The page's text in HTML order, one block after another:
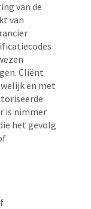
van de
van
Cliënt
en met
is nimmer
het gevolg